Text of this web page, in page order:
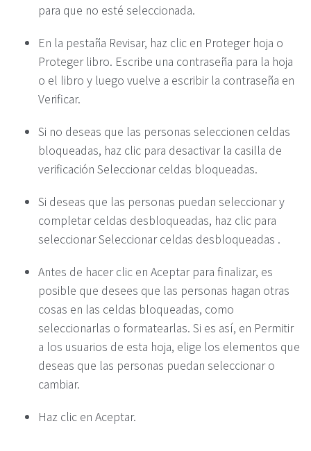
para que no esté seleccionada.
En la pestaña Revisar, haz clic en Proteger hoja o
Proteger libro. Escribe una contraseña para la hoja
o el libro y luego vuelve a escribir la contraseña en
Verificar.
Si no deseas que las personas seleccionen celdas
bloqueadas, haz clic para desactivar la casilla de
verificación Seleccionar celdas bloqueadas.
Si deseas que las personas puedan seleccionar y
completar celdas desbloqueadas, haz clic para
seleccionar Seleccionar celdas desbloqueadas .
Antes de hacer clic en Aceptar para finalizar, es
posible que desees que las personas hagan otras
cosas en las celdas bloqueadas, como
seleccionarlas o formatearlas. Si es así, en Permitir
a los usuarios de esta hoja, elige los elementos que
deseas que las personas puedan seleccionar o
cambiar.
Haz clic en Aceptar.